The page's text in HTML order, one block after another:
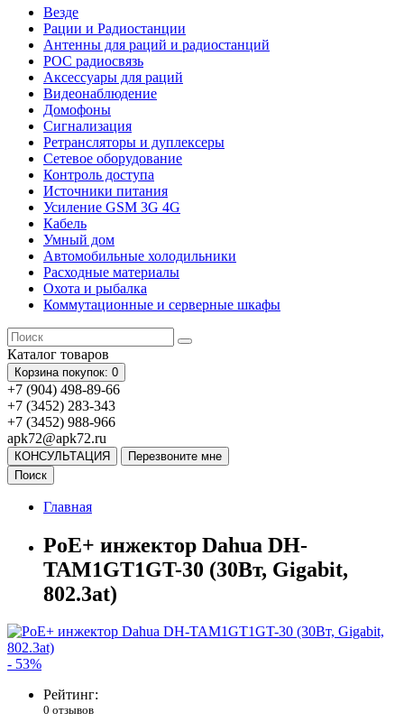
Везде
Рации и Радиостанции
Антенны для раций и радиостанций
POC радиосвязь
Аксессуары для раций
Видеонаблюдение
Домофоны
Сигнализация
Ретрансляторы и дуплексеры
Сетевое оборудование
Контроль доступа
Источники питания
Усиление GSM 3G 4G
Кабель
Умный дом
Автомобильные холодильники
Расходные материалы
Охота и рыбалка
Коммутационные и серверные шкафы
Каталог товаров
Корзина покупок: 0
+7 (904) 498-89-66
+7 (3452) 283-343
+7 (3452) 988-966
apk72@apk72.ru
КОНСУЛЬТАЦИЯ
Перезвоните мне
Поиск
Главная
PoE+ инжектор Dahua DH-
TAM1GT1GT-30 (30Вт, Gigabit,
802.3at)
- 53%
Рейтинг:
0 отзывов